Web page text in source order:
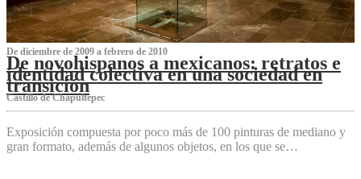
De diciembre de 2009 a febrero de 2010
De novohispanos a mexicanos: retratos e
identidad colectiva en una sociedad en
transición
Castillo de Chapultepec
Exposición compuesta por poco más de 100 pinturas de mediano y
gran formato, además de algunos objetos, en los que se…